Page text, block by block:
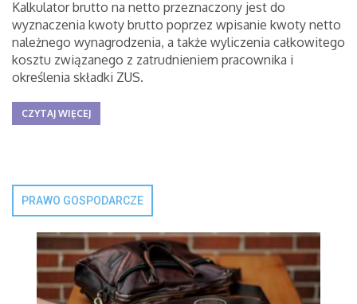
Kalkulator brutto na netto przeznaczony jest do
wyznaczenia kwoty brutto poprzez wpisanie kwoty netto
należnego wynagrodzenia, a także wyliczenia całkowitego
kosztu związanego z zatrudnieniem pracownika i
określenia składki ZUS.
CZYTAJ WIĘCEJ
PRAWO GOSPODARCZE